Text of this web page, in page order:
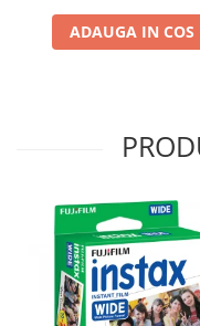
Hartie foto
Filme foto si scanere film
Filme instant FUJI INSTAX
negru
diapozitive 35mm color
diapozitive late 120mm
negative 35mm alb-
ADAUGA IN COS